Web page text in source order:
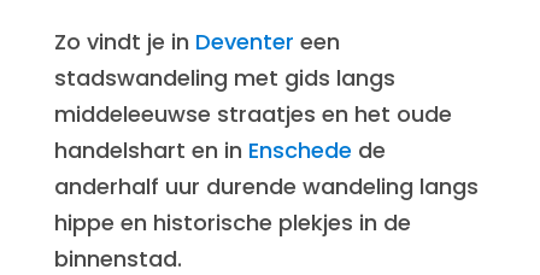
Zo vindt je in Deventer een
stadswandeling met gids langs
middeleeuwse straatjes en het oude
handelshart en in Enschede de
anderhalf uur durende wandeling langs
hippe en historische plekjes in de
binnenstad.